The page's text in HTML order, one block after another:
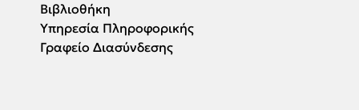
Βιβλιοθήκη
Υπηρεσία Πληροφορικής
Γραφείο Διασύνδεσης